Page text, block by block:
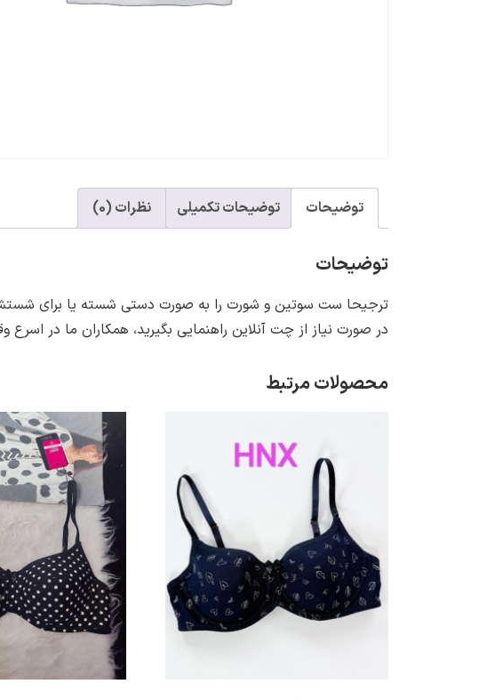
توضیحات توضیحات تکمیلی نظرات (0)
توضیحات
ترجیحا ست سوتین و شورت را به صورت دستی شسته یا برای
در صورت نیاز از چت آنلاین راهنمایی بگیرید، همکاران ما در
محصولات مرتبط